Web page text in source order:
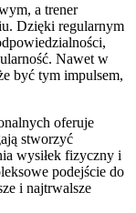
a trener
Dzięki regularnym
Nawet w
być tym impulsem,
oferuje
stworzyć
wysiłek fizyczny i
podejście do
i najtrwalsze